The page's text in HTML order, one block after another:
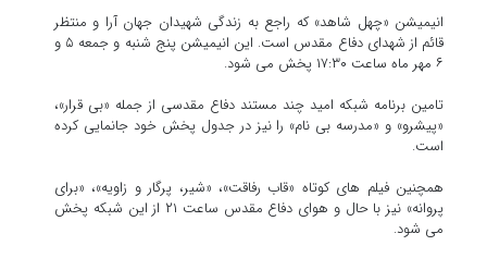
انیمیشن «چهل شاهد» که راجع به زندگی شهیدان جهان آرا و منتظر
قائم از شهدای دفاع مقدس است. این انیمیشن پنج شنبه و جمعه ۵ و
۶ مهر ماه ساعت ۱۷:۳۰ پخش می شود.
تامین برنامه شبکه امید چند مستند دفاع مقدسی از جمله «بی قرار»،
«پیشرو» و «مدرسه بی نام» را نیز در جدول پخش خود جانمایی کرده
است.
همچنین فیلم های کوتاه «قاب رفاقت»، «شیر، پرگار و زاویه»، «برای
پروانه» نیز با حال و هوای دفاع مقدس ساعت ۲۱ از این شبکه پخش
می شود.